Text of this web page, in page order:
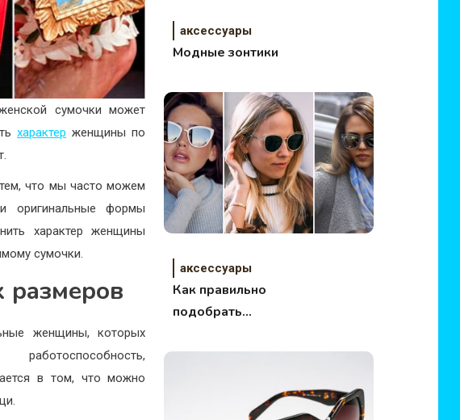
сумочки может
характер женщины по
что мы часто можем
оригинальные формы
характер женщины
сумочки.
размеров
женщины, которых
в том, что можно
аксессуары
Модные зонтики
аксессуары
Как правильно
подобрать
очки